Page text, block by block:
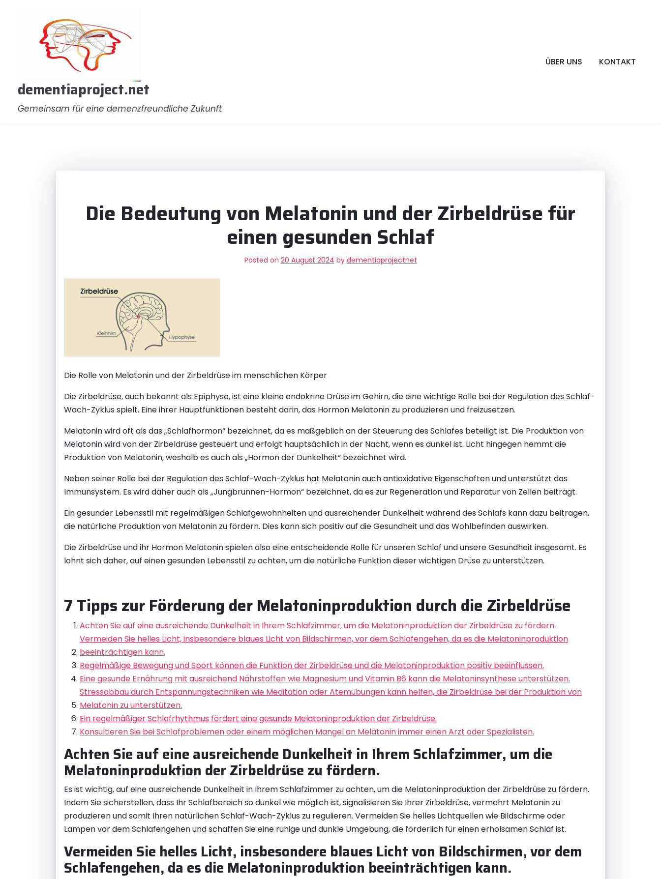
dementiaproject.net
Gemeinsam für eine demenzfreundliche Zukunft
ÜBER UNS KONTAKT
Die Bedeutung von Melatonin und der Zirbeldrüse für
einen gesunden Schlaf
Posted on 20 August 2024 by dementiaprojectnet
Die Rolle von Melatonin und der Zirbeldrüse im menschlichen Körper
Die Zirbeldrüse, auch bekannt als Epiphyse, ist eine kleine endokrine Drüse im Gehirn, die eine wichtige Rolle bei der Regulation des Schlaf-
Wach-Zyklus spielt. Eine ihrer Hauptfunktionen besteht darin, das Hormon Melatonin zu produzieren und freizusetzen.
Melatonin wird oft als das „Schlafhormon“ bezeichnet, da es maßgeblich an der Steuerung des Schlafes beteiligt ist. Die Produktion von
Melatonin wird von der Zirbeldrüse gesteuert und erfolgt hauptsächlich in der Nacht, wenn es dunkel ist. Licht hingegen hemmt die
Produktion von Melatonin, weshalb es auch als „Hormon der Dunkelheit“ bezeichnet wird.
Neben seiner Rolle bei der Regulation des Schlaf-Wach-Zyklus hat Melatonin auch antioxidative Eigenschaften und unterstützt das
Immunsystem. Es wird daher auch als „Jungbrunnen-Hormon“ bezeichnet, da es zur Regeneration und Reparatur von Zellen beiträgt.
Ein gesunder Lebensstil mit regelmäßigen Schlafgewohnheiten und ausreichender Dunkelheit während des Schlafs kann dazu beitragen,
die natürliche Produktion von Melatonin zu fördern. Dies kann sich positiv auf die Gesundheit und das Wohlbefinden auswirken.
Die Zirbeldrüse und ihr Hormon Melatonin spielen also eine entscheidende Rolle für unseren Schlaf und unsere Gesundheit insgesamt. Es
lohnt sich daher, auf einen gesunden Lebensstil zu achten, um die natürliche Funktion dieser wichtigen Drüse zu unterstützen.
7 Tipps zur Förderung der Melatoninproduktion durch die Zirbeldrüse
Achten Sie auf eine ausreichende Dunkelheit in Ihrem Schlafzimmer, um die Melatoninproduktion der Zirbeldrüse zu fördern.
Vermeiden Sie helles Licht, insbesondere blaues Licht von Bildschirmen, vor dem Schlafengehen, da es die Melatoninproduktion
beeinträchtigen kann.
Regelmäßige Bewegung und Sport können die Funktion der Zirbeldrüse und die Melatoninproduktion positiv beeinflussen.
Eine gesunde Ernährung mit ausreichend Nährstoffen wie Magnesium und Vitamin B6 kann die Melatoninsynthese unterstützen.
Stressabbau durch Entspannungstechniken wie Meditation oder Atemübungen kann helfen, die Zirbeldrüse bei der Produktion von
Melatonin zu unterstützen.
Ein regelmäßiger Schlafrhythmus fördert eine gesunde Melatoninproduktion der Zirbeldrüse.
Konsultieren Sie bei Schlafproblemen oder einem möglichen Mangel an Melatonin immer einen Arzt oder Spezialisten.
Achten Sie auf eine ausreichende Dunkelheit in Ihrem Schlafzimmer, um die
Melatoninproduktion der Zirbeldrüse zu fördern.
Es ist wichtig, auf eine ausreichende Dunkelheit in Ihrem Schlafzimmer zu achten, um die Melatoninproduktion der Zirbeldrüse zu fördern.
Indem Sie sicherstellen, dass Ihr Schlafbereich so dunkel wie möglich ist, signalisieren Sie Ihrer Zirbeldrüse, vermehrt Melatonin zu
produzieren und somit Ihren natürlichen Schlaf-Wach-Zyklus zu regulieren. Vermeiden Sie helles Lichtquellen wie Bildschirme oder
Lampen vor dem Schlafengehen und schaffen Sie eine ruhige und dunkle Umgebung, die förderlich für einen erholsamen Schlaf ist.
Vermeiden Sie helles Licht, insbesondere blaues Licht von Bildschirmen, vor dem
Schlafengehen, da es die Melatoninproduktion beeinträchtigen kann.